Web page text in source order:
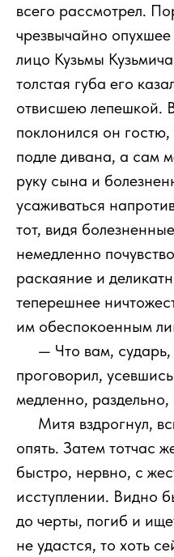
всего рассмотрел.
чрезвычайно
лицо Кузьмы
толстая губа его
отвисшею лепешкой.
поклонился он
подле дивана, а сам
руку сына и
усаживаться
тот, видя
немедленно
раскаяние и
теперешнее
им обеспокоенным
— Что вам,
проговорил,
медленно,
Митя вздрогнул,
опять. Затем тотчас
быстро, нервно, с
исступлении. Видно
до черты, погиб и
не удастся, то хоть